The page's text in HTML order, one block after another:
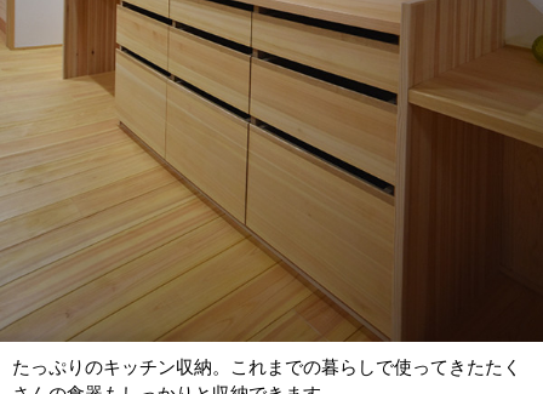
たっぷりのキッチン収納。これまでの暮らしで使ってきたたく